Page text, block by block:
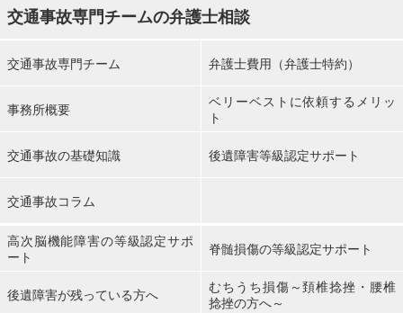
交通事故専門チームの弁護士相談
交通事故専門チーム 弁護士費用（弁護士特約）
事務所概要
ベリーベストに依頼するメリッ
ト
交通事故の基礎知識 後遺障害等級認定サポート
交通事故コラム
高次脳機能障害の等級認定サポ
ート
脊髄損傷の等級認定サポート
後遺障害が残っている方へ
むちうち損傷～頚椎捻挫・腰椎
捻挫の方へ～